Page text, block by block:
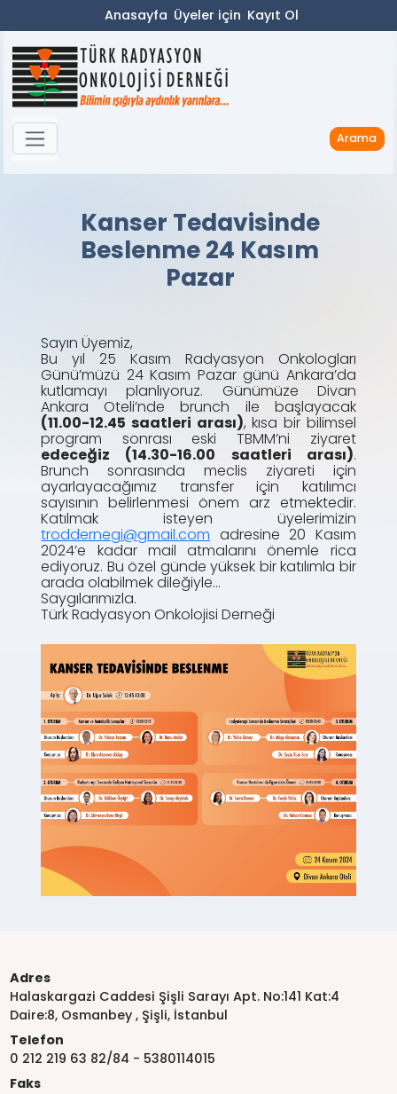
Anasayfa Üyeler için Kayıt Ol
Arama
Kanser Tedavisinde
Beslenme 24 Kasım
Pazar
Sayın Üyemiz,
Bu yıl 25 Kasım Radyasyon Onkologları
Günü’müzü 24 Kasım Pazar günü Ankara’da
kutlamayı planlıyoruz. Günümüze Divan
Ankara Oteli’nde brunch ile başlayacak
(11.00-12.45 saatleri arası), kısa bir bilimsel
program sonrası eski TBMM’ni ziyaret
edeceğiz (14.30-16.00 saatleri arası).
Brunch sonrasında meclis ziyareti için
ayarlayacağımız transfer için katılımcı
sayısının belirlenmesi önem arz etmektedir.
Katılmak isteyen üyelerimizin
troddernegi@gmail.com adresine 20 Kasım
2024’e kadar mail atmalarını önemle rica
ediyoruz. Bu özel günde yüksek bir katılımla bir
arada olabilmek dileğiyle…
Saygılarımızla.
Türk Radyasyon Onkolojisi Derneği
Adres
Halaskargazi Caddesi Şişli Sarayı Apt. No:141 Kat:4
Daire:8, Osmanbey , Şişli, İstanbul
Telefon
0 212 219 63 82/84 - 5380114015
Faks